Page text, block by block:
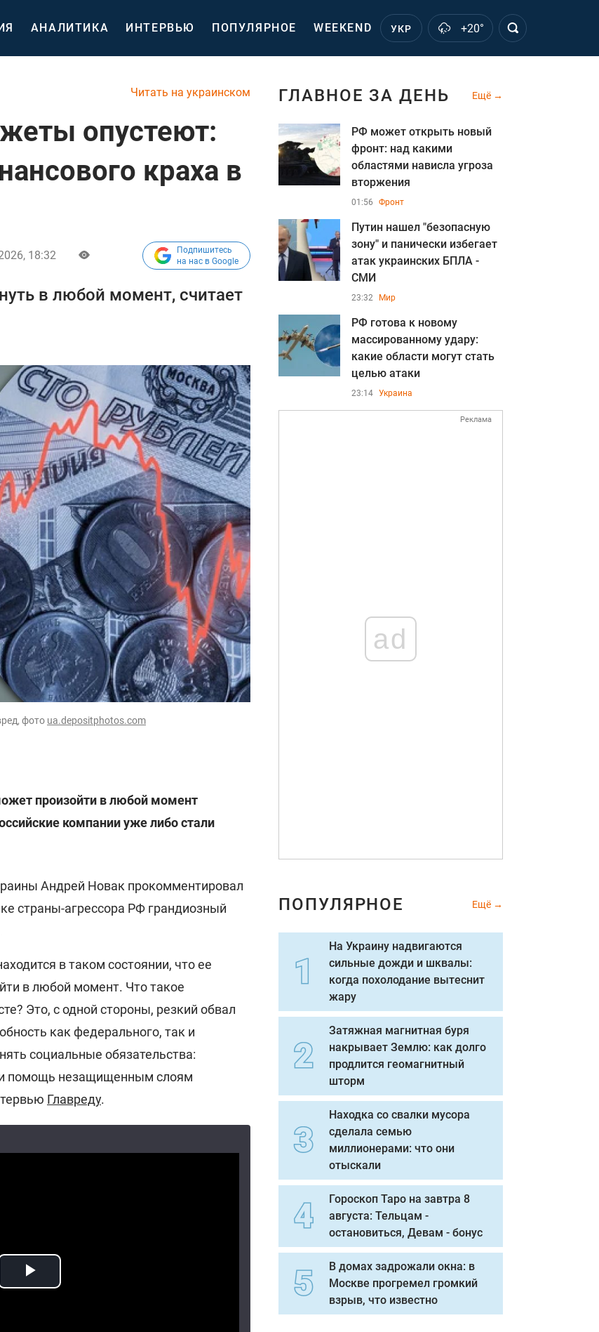
АНАЛИТИКА ИНТЕРВЬЮ ПОПУЛЯРНОЕ WEEKEND УКР +20°
Читать на украинском
опустеют:
краха в
18:32
Подпишитесь
на нас в Google
в любой момент, считает
фото ua.depositphotos.com
произойти в любой момент
компании уже либо стали
Андрей Новак прокомментировал
страны-агрессора РФ грандиозный
в таком состоянии, что ее
в любой момент. Что такое
Это, с одной стороны, резкий обвал
как федерального, так и
социальные обязательства:
помощь незащищенным слоям
Главреду.
ГЛАВНОЕ ЗА ДЕНЬ Ещё
РФ может открыть новый
фронт: над какими
областями нависла угроза
вторжения
01:56 Фронт
Путин нашел "безопасную
зону" и панически избегает
атак украинских БПЛА -
СМИ
23:32 Мир
РФ готова к новому
массированному удару:
какие области могут стать
целью атаки
23:14 Украина
Реклама
ad
ПОПУЛЯРНОЕ Ещё
На Украину надвигаются
сильные дожди и шквалы:
когда похолодание вытеснит
жару
Затяжная магнитная буря
накрывает Землю: как долго
продлится геомагнитный
шторм
Находка со свалки мусора
сделала семью
миллионерами: что они
отыскали
Гороскоп Таро на завтра 8
августа: Тельцам -
остановиться, Девам - бонус
В домах задрожали окна: в
Москве прогремел громкий
взрыв, что известно